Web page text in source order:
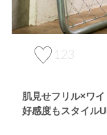
123
肌見せフリル×ワ
好感度もスタイル